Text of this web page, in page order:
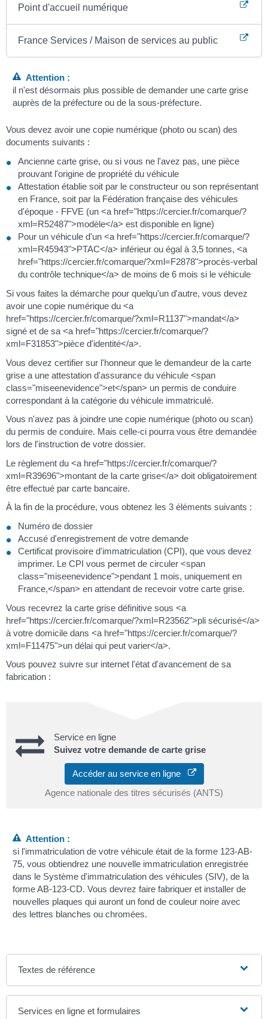
Point d'accueil numérique
France Services / Maison de services au public
Attention :
il n'est désormais plus possible de demander une carte grise
auprès de la préfecture ou de la sous-préfecture.
Vous devez avoir une copie numérique (photo ou scan) des
documents suivants :
Ancienne carte grise, ou si vous ne l'avez pas, une pièce
prouvant l'origine de propriété du véhicule
Attestation établie soit par le constructeur ou son représentant
en France, soit par la Fédération française des véhicules
d'époque - FFVE (un <a href="https://cercier.fr/comarque/?
xml=R52487">modèle</a> est disponible en ligne)
Pour un véhicule d'un <a href="https://cercier.fr/comarque/?
xml=R45943">PTAC</a> inférieur ou égal à 3,5 tonnes, <a
href="https://cercier.fr/comarque/?xml=F2878">procès-verbal
du contrôle technique</a> de moins de 6 mois si le véhicule
Si vous faites la démarche pour quelqu'un d'autre, vous devez
avoir une copie numérique du <a
href="https://cercier.fr/comarque/?xml=R1137">mandat</a>
signé et de sa <a href="https://cercier.fr/comarque/?
xml=F31853">pièce d'identité</a>.
Vous devez certifier sur l'honneur que le demandeur de la carte
grise a une attestation d'assurance du véhicule <span
class="miseenevidence">et</span> un permis de conduire
correspondant à la catégorie du véhicule immatriculé.
Vous n'avez pas à joindre une copie numérique (photo ou scan)
du permis de conduire. Mais celle-ci pourra vous être demandée
lors de l'instruction de votre dossier.
Le règlement du <a href="https://cercier.fr/comarque/?
xml=R39696">montant de la carte grise</a> doit obligatoirement
être effectué par carte bancaire.
À la fin de la procédure, vous obtenez les 3 éléments suivants :
Numéro de dossier
Accusé d'enregistrement de votre demande
Certificat provisoire d'immatriculation (CPI), que vous devez
imprimer. Le CPI vous permet de circuler <span
class="miseenevidence">pendant 1 mois, uniquement en
France,</span> en attendant de recevoir votre carte grise.
Vous recevrez la carte grise définitive sous <a
href="https://cercier.fr/comarque/?xml=R23562">pli sécurisé</a>
à votre domicile dans <a href="https://cercier.fr/comarque/?
xml=F11475">un délai qui peut varier</a>.
Vous pouvez suivre sur internet l'état d'avancement de sa
fabrication :
Service en ligne
Suivez votre demande de carte grise
Accéder au service en ligne
Agence nationale des titres sécurisés (ANTS)
Attention :
si l'immatriculation de votre véhicule était de la forme 123-AB-
75, vous obtiendrez une nouvelle immatriculation enregistrée
dans le Système d'immatriculation des véhicules (SIV), de la
forme AB-123-CD. Vous devrez faire fabriquer et installer de
nouvelles plaques qui auront un fond de couleur noire avec
des lettres blanches ou chromées.
Textes de référence
Services en ligne et formulaires